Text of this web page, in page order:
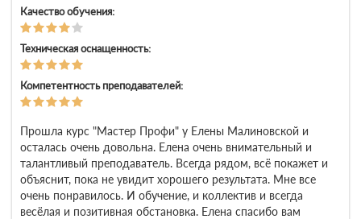
Качество обучения:
Техническая оснащенность:
Компетентность преподавателей:
Прошла курс "Мастер Профи" у Елены Малиновской и
осталась очень довольна. Елена очень внимательный и
талантливый преподаватель. Всегда рядом, всё покажет и
объяснит, пока не увидит хорошего результата. Мне все
очень понравилось. И обучение, и коллектив и всегда
весёлая и позитивная обстановка. Елена спасибо вам